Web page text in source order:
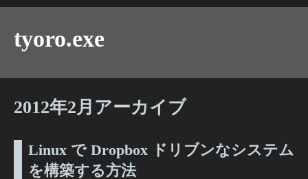
tyoro.exe
2012年2月アーカイブ
Linux で Dropbox ドリブンなシステム
を構築する方法